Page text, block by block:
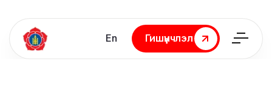
En
Гишүүнчлэл
Гишүүнчлэл